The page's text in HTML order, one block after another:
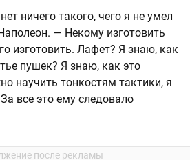
ничего такого, чего я не умел
— Некому изготовить
изготовить. Лафет? Я знаю, как
пушек? Я знаю, как это
научить тонкостям тактики, я
все это ему следовало